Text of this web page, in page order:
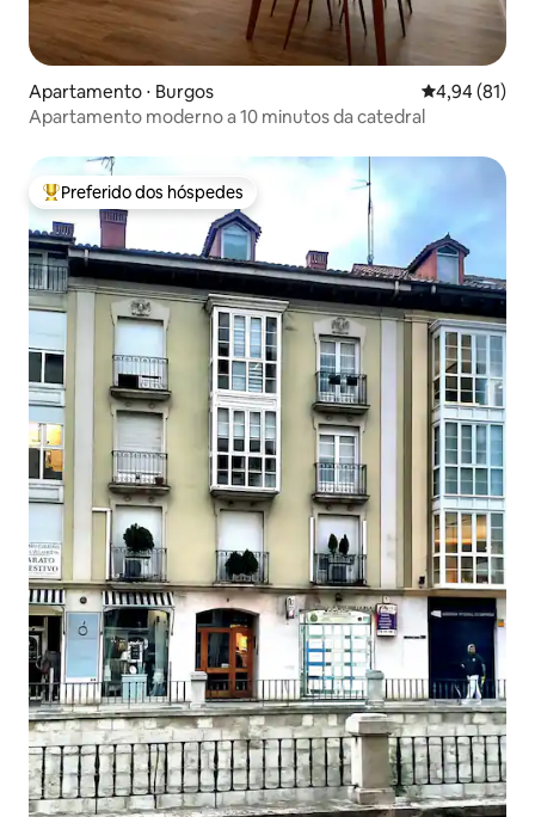
Apartamento ⋅ Burgos 4,94 de uma
4,94 (81)
Apartamento moderno a 10 minutos da catedral
Entre os melhores preferidos dos hóspedes
Preferido dos hóspedes